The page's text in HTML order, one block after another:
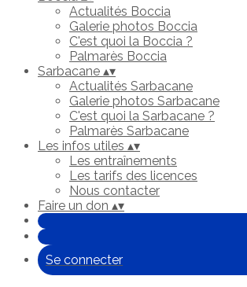
Actualités Boccia
Galerie photos Boccia
C'est quoi la Boccia ?
Palmarès Boccia
Sarbacane ▴▾
Actualités Sarbacane
Galerie photos Sarbacane
C'est quoi la Sarbacane ?
Palmarès Sarbacane
Les infos utiles ▴▾
Les entraînements
Les tarifs des licences
Nous contacter
Faire un don ▴▾
Se connecter